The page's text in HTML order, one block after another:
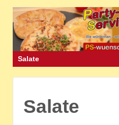
Salate
Salate